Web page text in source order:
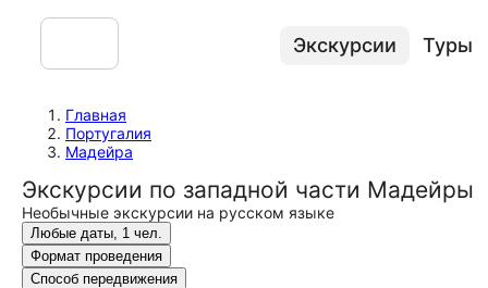
Экскурсии Туры
Главная
Португалия
Мадейра
Экскурсии по западной части Мадейры
Необычные экскурсии на русском языке
Любые даты, 1 чел.
Формат проведения
Способ передвижения